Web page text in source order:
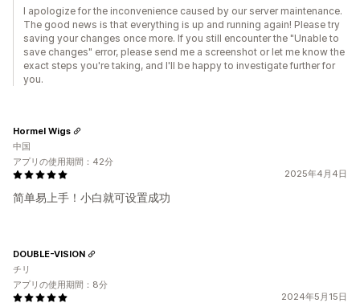
I apologize for the inconvenience caused by our server maintenance.
The good news is that everything is up and running again! Please try
saving your changes once more. If you still encounter the "Unable to
save changes" error, please send me a screenshot or let me know the
exact steps you're taking, and I'll be happy to investigate further for
you.
2025年4月4日
简单易上手！小白就可设置成功
Hormel Wigs
中国
アプリの使用期間：42分
2024年5月15日
DOUBLE-VISION
チリ
アプリの使用期間：8分